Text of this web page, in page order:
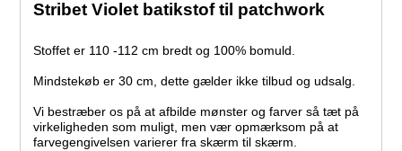
Stribet Violet batikstof til patchwork
Stoffet er 110 -112 cm bredt og 100% bomuld.
Mindstekøb er 30 cm, dette gælder ikke tilbud og udsalg.
Vi bestræber os på at afbilde mønster og farver så tæt på
virkeligheden som muligt, men vær opmærksom på at
farvegengivelsen varierer fra skærm til skærm.